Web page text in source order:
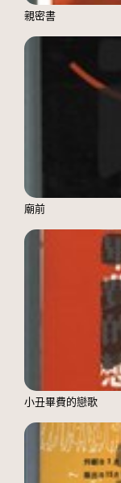
親密書
廟前
小丑畢費的戀歌